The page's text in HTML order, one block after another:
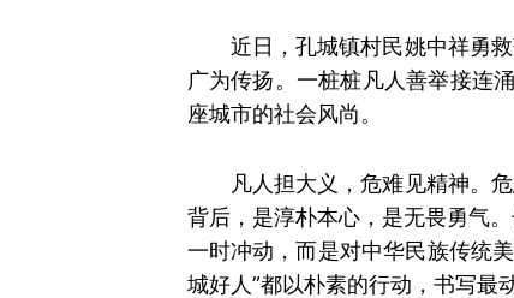
近日，孔城镇村民姚中祥勇
广为传扬。一桩桩凡人善举接连
座城市的社会风尚。
凡人担大义，危难见精神。
背后，是淳朴本心，是无畏勇气
一时冲动，而是对中华民族传统
城好人”都以朴素的行动，书写最